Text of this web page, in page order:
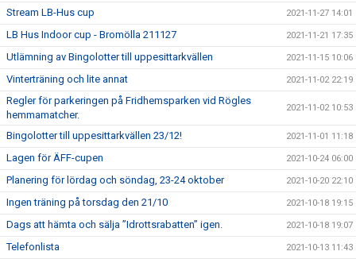
Stream LB-Hus cup 2021-11-27 14:01
LB Hus Indoor cup - Bromölla 211127 2021-11-21 17:35
Utlämning av Bingolotter till uppesittarkvällen 2021-11-15 10:06
Vinterträning och lite annat 2021-11-02 22:19
Regler för parkeringen på Fridhemsparken vid Rögles
hemmamatcher.
2021-11-02 10:53
Bingolotter till uppesittarkvällen 23/12! 2021-11-01 11:18
Lagen för ÄFF-cupen 2021-10-24 06:00
Planering för lördag och söndag, 23-24 oktober 2021-10-20 22:10
Ingen träning på torsdag den 21/10 2021-10-18 19:15
Dags att hämta och sälja ”Idrottsrabatten” igen. 2021-10-18 19:07
Telefonlista 2021-10-13 11:43